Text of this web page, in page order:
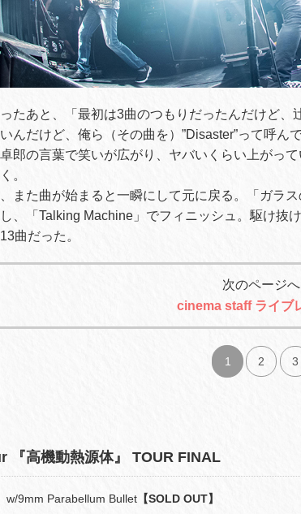
たあと、「最初は3曲のつもりだったんだけど、
んだけど、俺ら（その曲を）”Disaster”って呼ん
郎の言葉で笑いが広がり、ヤバいくらい上がっ
。
また曲が始まると一瞬にして元に戻る。「ガラ
、「Talking Machine」でフィニッシュ。駆け抜
曲だった。
次のページへ
cinema staff ライブ
1 2 3
『高機動熱源体』 TOUR FINAL
9mm Parabellum Bullet 【SOLD OUT】